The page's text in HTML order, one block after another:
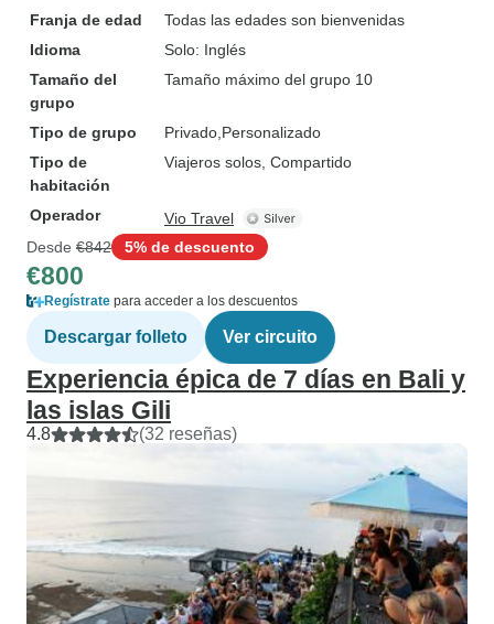
Franja de edad
Todas las edades son bienvenidas
Idioma
Solo: Inglés
Tamaño del
grupo
Tamaño máximo del grupo 10
Tipo de grupo Privado Personalizado
Tipo de
habitación
Viajeros solos, Compartido
Operador
Vio Travel
Desde €842 5% de descuento
€800
Regístrate para acceder a los descuentos
Descargar folleto Ver circuito
Experiencia épica de 7 días en Bali y
las islas Gili
4.8 (32 reseñas)